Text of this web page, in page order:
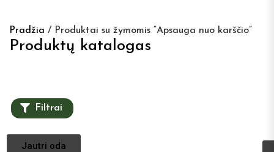
Pradžia / Produktai su žymomis “Apsauga nuo karščio”
Produktų katalogas
Filtrai
Jautri oda